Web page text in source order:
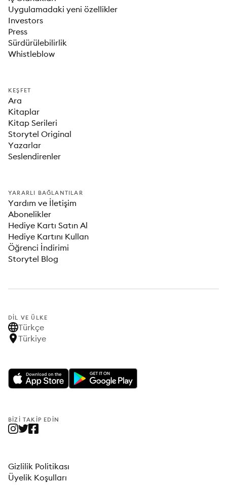
Uygulamadaki yeni özellikler
Investors
Press
Sürdürülebilirlik
Whistleblow
KEŞFET
Ara
Kitaplar
Kitap Serileri
Storytel Original
Yazarlar
Seslendirenler
YARARLI BAĞLANTILAR
Yardım ve İletişim
Abonelikler
Hediye Kartı Satın Al
Hediye Kartını Kullan
Öğrenci İndirimi
Storytel Blog
DIL VE ÜLKE
Türkçe
Türkiye
BIZI TAKIP EDIN
Gizlilik Politikası
Üyelik Koşulları